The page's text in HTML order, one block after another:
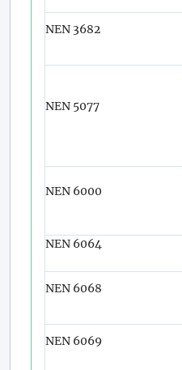
NEN 3682
NEN 5077
NEN 6000
NEN 6064
NEN 6068
NEN 6069